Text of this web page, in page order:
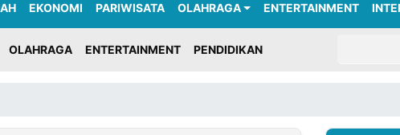
EKONOMI PARIWISATA OLAHRAGA ENTERTAINMENT
OLAHRAGA ENTERTAINMENT PENDIDIKAN